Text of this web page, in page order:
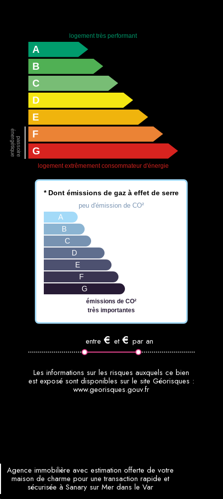
logement très performant
A
B
C
D
E
F
G
logement extrêmement consommateur d'énergie
* Dont émissions de gaz à effet de serre
peu d'émission de CO²
A
B
C
D
E
F
G
émissions de CO²
très importantes
entre € et € par an
www.georisques.gouv.fr
Agence immobilière avec estimation offerte de votre
maison de charme pour une transaction rapide et
sécurisée à Sanary sur Mer dans le Var